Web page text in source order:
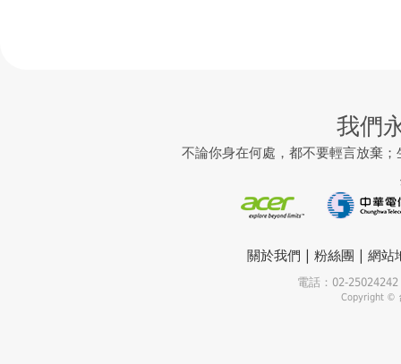
我們
不論你身在何處，都不要輕言放棄
關於我們 | 粉絲團 | 網站
電話：02-
Copyright ©